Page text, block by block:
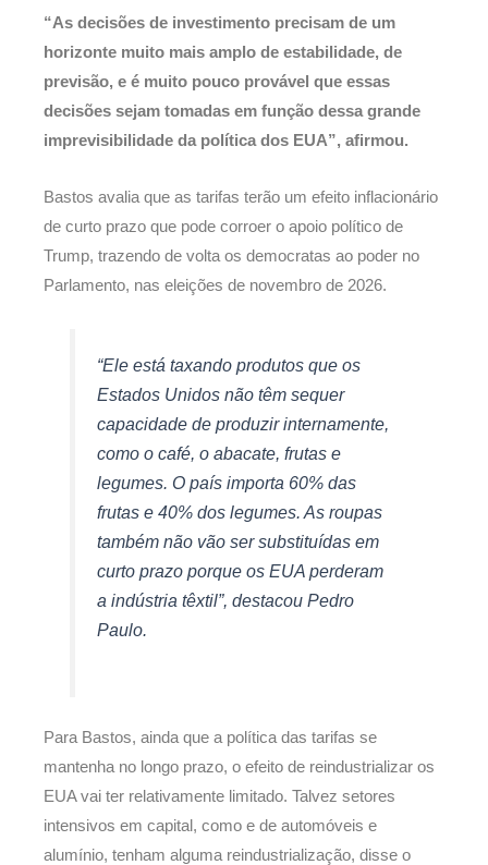
“As decisões de investimento precisam de um
horizonte muito mais amplo de estabilidade, de
previsão, e é muito pouco provável que essas
decisões sejam tomadas em função dessa grande
imprevisibilidade da política dos EUA”, afirmou.
Bastos avalia que as tarifas terão um efeito inflacionário
de curto prazo que pode corroer o apoio político de
Trump, trazendo de volta os democratas ao poder no
Parlamento, nas eleições de novembro de 2026.
“Ele está taxando produtos que os
Estados Unidos não têm sequer
capacidade de produzir internamente,
como o café, o abacate, frutas e
legumes. O país importa 60% das
frutas e 40% dos legumes. As roupas
também não vão ser substituídas em
curto prazo porque os EUA perderam
a indústria têxtil”, destacou Pedro
Paulo.
Para Bastos, ainda que a política das tarifas se
mantenha no longo prazo, o efeito de reindustrializar os
EUA vai ter relativamente limitado. Talvez setores
intensivos em capital, como e de automóveis e
alumínio, tenham alguma reindustrialização, disse o